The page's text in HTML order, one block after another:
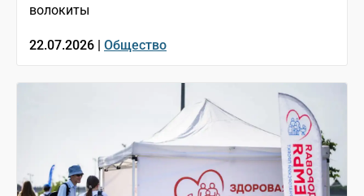
волокиты
22.07.2026 | Общество